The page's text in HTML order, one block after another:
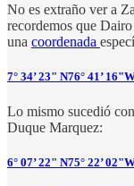
No es extraño ver a
recordemos que
una coordenada
7° 34’ 23" N76° 41’
Lo mismo sucedió
Duque Marquez:
6° 07’ 22" N75° 22’